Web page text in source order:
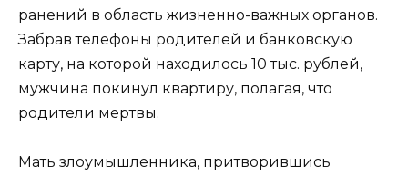
ранений в область жизненно-важных органов.
Забрав телефоны родителей и банковскую
карту, на которой находилось 10 тыс. рублей,
мужчина покинул квартиру, полагая, что
родители мертвы.
Мать злоумышленника, притворившись